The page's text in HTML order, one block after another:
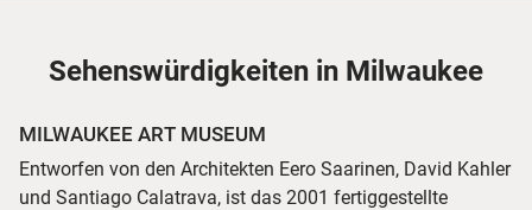
Sehenswürdigkeiten in Milwaukee
MILWAUKEE ART MUSEUM
Entworfen von den Architekten Eero Saarinen, David Kahler
und Santiago Calatrava, ist das 2001 fertiggestellte